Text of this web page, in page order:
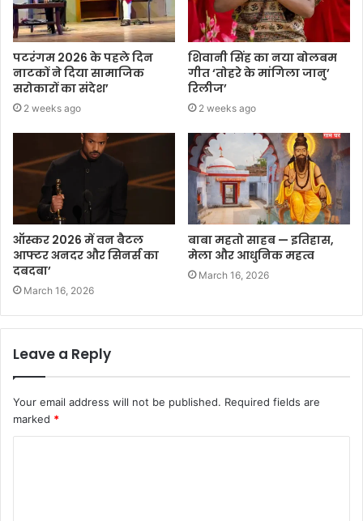
पटरंगम 2026 के पहले दिन
नाटकों ने दिया सामाजिक
सरोकारों का संदेश’
2 weeks ago
शिवानी सिंह का नया बोलबम
गीत ‘तोहरे के मांगिला जानु’
रिलीज’
2 weeks ago
ऑस्कर 2026 में वन बैटल
आफ्टर अनदर और सिनर्स का
दबदबा’
March 16, 2026
बाबा महतो साहब — इतिहास,
मेला और आधुनिक महत्व
March 16, 2026
Leave a Reply
Your email address will not be published. Required fields are
marked *